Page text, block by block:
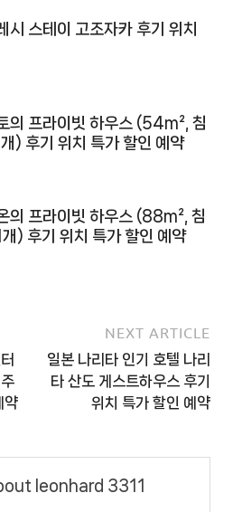
시 스테이 고조자카 후기 위치
의 프라이빗 하우스 (54m², 침
) 후기 위치 특가 할인 예약
의 프라이빗 하우스 (88m², 침
) 후기 위치 특가 할인 예약
약
NEXT ARTICLE
일본 나리타 인기 호텔 나리
타 산도 게스트하우스 후기
위치 특가 할인 예약
leonhard 3311